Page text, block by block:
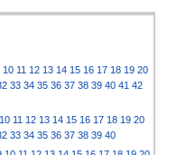
10 11 12 13 14 15 16 17 18 19 20
33 34 35 36 37 38 39 40 41 42
10 11 12 13 14 15 16 17 18 19 20
33 34 35 36 37 38 39 40